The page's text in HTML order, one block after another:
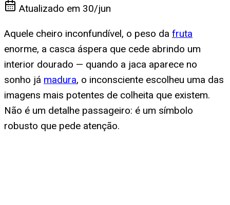
Atualizado em 30/jun
Aquele cheiro inconfundível, o peso da fruta
enorme, a casca áspera que cede abrindo um
interior dourado — quando a jaca aparece no
sonho já madura, o inconsciente escolheu uma das
imagens mais potentes de colheita que existem.
Não é um detalhe passageiro: é um símbolo
robusto que pede atenção.